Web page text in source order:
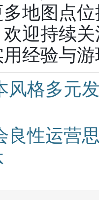
地图点
迎持续
经验与
风格多元
良性运营